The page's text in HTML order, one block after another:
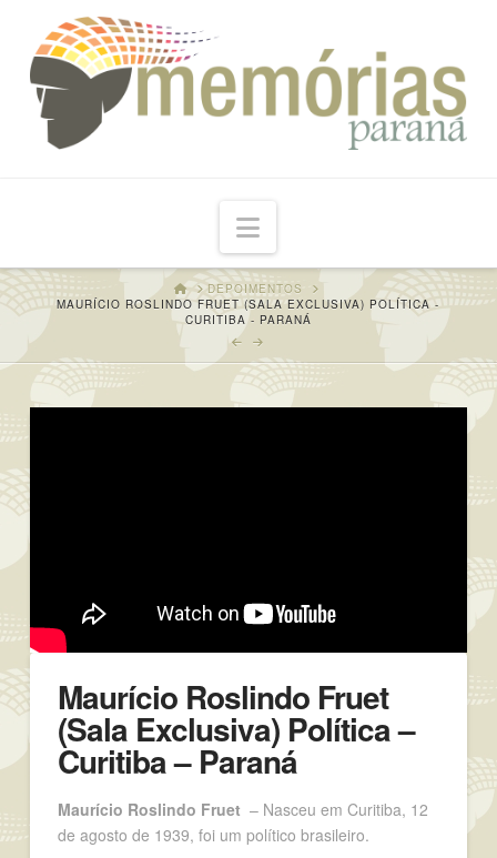
Navigation
HOMEDEPOIMENTOS
MAURÍCIO ROSLINDO FRUET (SALA EXCLUSIVA) POLÍTICA -
CURITIBA - PARANÁ
Maurício Roslindo Fruet
(Sala Exclusiva) Política –
Curitiba – Paraná
Maurício Roslindo Fruet – Nasceu em Curitiba, 12
de agosto de 1939, foi um político brasileiro.